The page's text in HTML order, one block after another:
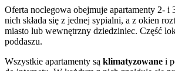
Oferta noclegowa obejmuje apartamenty 2- i
nich składa się z jednej sypialni, a z okien
miasto lub wewnętrzny dziedziniec. Część
poddaszu.
Wszystkie apartamenty są klimatyzowane i